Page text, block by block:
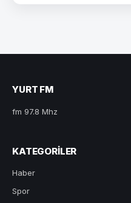
YURT FM
fm 97.8 Mhz
KATEGORILER
Haber
Spor